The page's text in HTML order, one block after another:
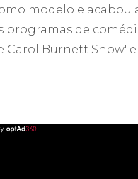
modelo e acabou
programas de
Carol Burnett Show'